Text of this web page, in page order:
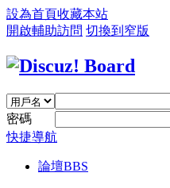
設為首頁收藏本站
開啟輔助訪問 切換到窄版
密碼
快捷導航
論壇BBS